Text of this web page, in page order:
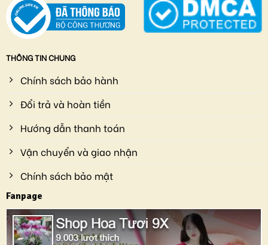
THÔNG TIN CHUNG
Chính sách bảo hành
Đổi trả và hoàn tiền
Hướng dẫn thanh toán
Vận chuyển và giao nhận
Chính sách bảo mật
Fanpage